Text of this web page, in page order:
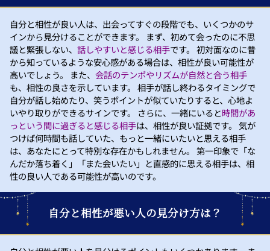
自分と相性が良い人は、出会ってすぐの段階でも、いくつかのサ
インから見分けることができます。 まず、初めて会ったのに不思
議と緊張しない、 話しやすいと感じる相手です。 初対面なのに昔
から知っているような安心感がある場合は、相性が良い可能性が
高いでしょう。 また、 会話のテンポやリズムが自然と合う相手
も、相性の良さを示しています。 相手が話し終わるタイミングで
自分が話し始めたり、笑うポイントが似ていたりすると、心地よ
いやり取りができるサインです。 さらに、一緒にいると時間があ
っという間に過ぎると感じる相手は、相性が良い証拠です。 気が
つけば何時間も話していた、もっと一緒にいたいと思える相手
は、あなたにとって特別な存在かもしれません。 第一印象で「な
んだか落ち着く」「また会いたい」と直感的に思える相手は、相
性の良い人である可能性が高いのです。
自分と相性が悪い人の見分け方は？